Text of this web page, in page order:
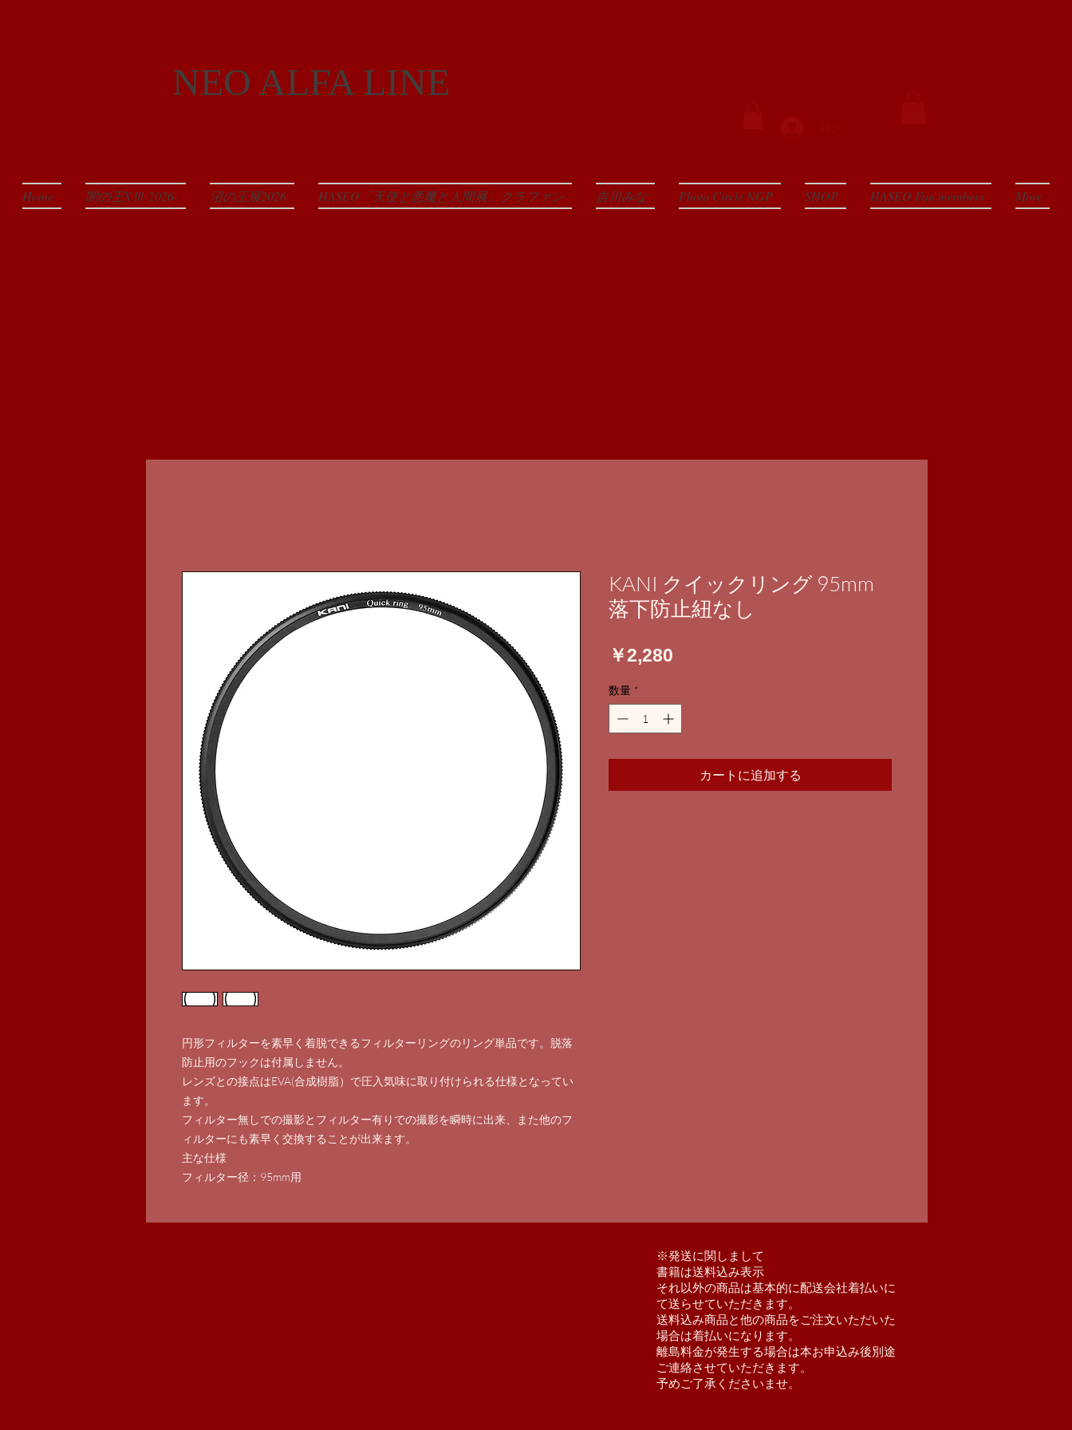
NEO ALFA LINE
Home 闇の王XⅢ-2026- 沼の王展2026 HASEO「天使と悪魔と人間展」クラファン 吉川みな Photo Circle NGP SHOP HASEO Fan members More
円形フィルターを素早く着脱できるフィルターリングのリング単品です。脱落
防止用のフックは付属しません。
レンズとの接点はEVA(合成樹脂）で圧入気味に取り付けられる仕様となってい
ます。
フィルター無しでの撮影とフィルター有りでの撮影を瞬時に出来、また他のフ
ィルターにも素早く交換することが出来ます。
主な仕様
フィルター径：95mm用
KANI クイックリング 95mm
落下防止紐なし
￥2,280
数量 *
カートに追加する
​※発送に関しまして
書籍は送料込み表示
それ以外の商品は基本的に配送会社着払いに
て送らせていただきます。
送料込み商品と他の商品をご注文いただいた
場合は着払いになります。
離島料金が発生する場合は本お申込み後別途
ご連絡させていただきます。
予めご了承くださいませ。